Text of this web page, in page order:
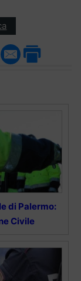
di Palermo:
Civile